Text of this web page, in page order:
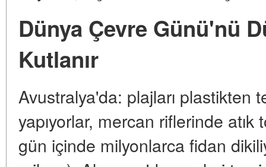
Dünya Çevre Günü'nü
Kutlanır
Avustralya'da: plajları plastikten
yapıyorlar, mercan riflerinde
gün içinde milyonlarca fidan